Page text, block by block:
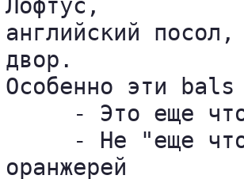
Лофтус,
английский
двор.
Особенно эти
- Это еще
- Не "еще
оранжерей